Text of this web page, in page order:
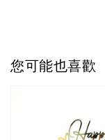
您可能也喜歡